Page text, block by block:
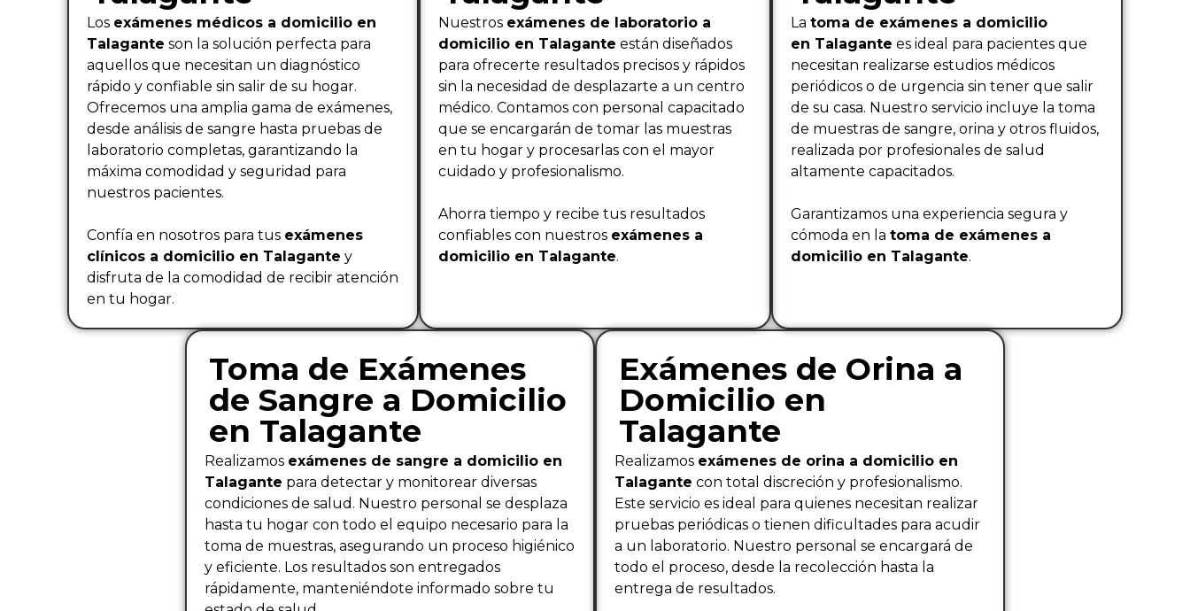
Los exámenes médicos a domicilio en
Talagante son la solución perfecta para
aquellos que necesitan un diagnóstico
rápido y confiable sin salir de su hogar.
Ofrecemos una amplia gama de exámenes,
desde análisis de sangre hasta pruebas de
laboratorio completas, garantizando la
máxima comodidad y seguridad para
nuestros pacientes.
Confía en nosotros para tus exámenes
clínicos a domicilio en Talagante y
disfruta de la comodidad de recibir atención
en tu hogar.
Nuestros exámenes de laboratorio a
domicilio en Talagante están diseñados
para ofrecerte resultados precisos y rápidos
sin la necesidad de desplazarte a un centro
médico. Contamos con personal capacitado
que se encargarán de tomar las muestras
en tu hogar y procesarlas con el mayor
cuidado y profesionalismo.
Ahorra tiempo y recibe tus resultados
confiables con nuestros exámenes a
domicilio en Talagante.
La toma de exámenes a domicilio
en Talagante es ideal para pacientes que
necesitan realizarse estudios médicos
periódicos o de urgencia sin tener que salir
de su casa. Nuestro servicio incluye la toma
de muestras de sangre, orina y otros fluidos,
realizada por profesionales de salud
altamente capacitados.
Garantizamos una experiencia segura y
cómoda en la toma de exámenes a
domicilio en Talagante.
Toma de Exámenes
de Sangre a Domicilio
en Talagante
Realizamos exámenes de sangre a domicilio en
Talagante para detectar y monitorear diversas
condiciones de salud. Nuestro personal se desplaza
hasta tu hogar con todo el equipo necesario para la
toma de muestras, asegurando un proceso higiénico
y eficiente. Los resultados son entregados
rápidamente, manteniéndote informado sobre tu
Exámenes de Orina a
Domicilio en
Talagante
Realizamos exámenes de orina a domicilio en
Talagante con total discreción y profesionalismo.
Este servicio es ideal para quienes necesitan realizar
pruebas periódicas o tienen dificultades para acudir
a un laboratorio. Nuestro personal se encargará de
todo el proceso, desde la recolección hasta la
entrega de resultados.